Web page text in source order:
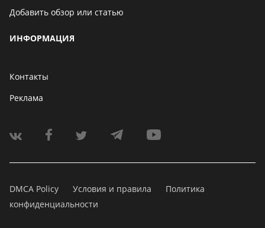
Добавить обзор или статью
ИНФОРМАЦИЯ
Контакты
Реклама
DMCA Policy Условия и правила
Политика
конфиденциальности